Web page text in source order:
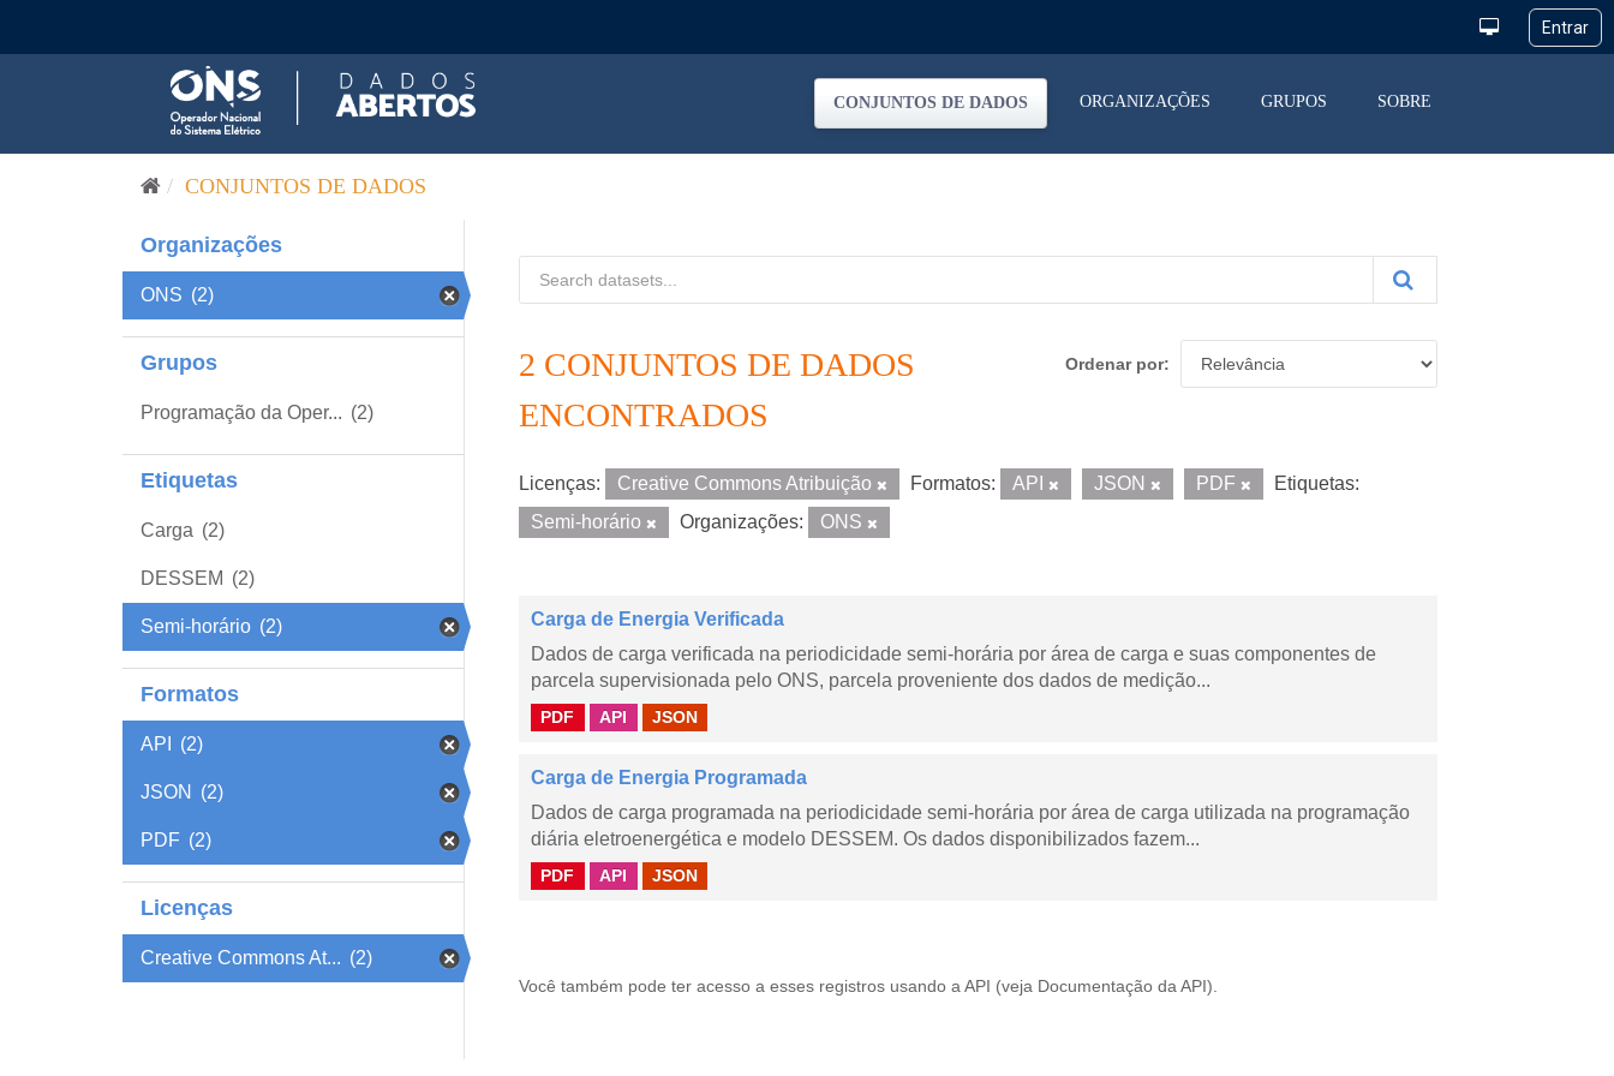
CONJUNTOS DE DADOS ORGANIZAÇÕES GRUPOS SOBRE
CONJUNTOS DE DADOS
Organizações
ONS (2)
Grupos
Programação da Oper... (2)
Etiquetas
Carga (2)
DESSEM (2)
Semi-horário (2)
Formatos
API (2)
JSON (2)
PDF (2)
Licenças
Creative Commons At... (2)
Ordenar por
2 CONJUNTOS DE DADOS
ENCONTRADOS
Licenças: Creative Commons Atribuição Formatos: API JSON PDF
Etiquetas:
Semi-horário
Organizações: ONS
Carga de Energia Verificada
Dados de carga verificada na periodicidade semi-horária por área de carga e suas componentes de
parcela supervisionada pelo ONS, parcela proveniente dos dados de medição...
PDF API JSON
Carga de Energia Programada
Dados de carga programada na periodicidade semi-horária por área de carga utilizada na programação
diária eletroenergética e modelo DESSEM. Os dados disponibilizados fazem...
PDF API JSON
Você também pode ter acesso a esses registros usando a API (veja Documentação da API ).